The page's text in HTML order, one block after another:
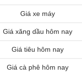
Giá xe máy
Giá xăng dầu hôm nay
Giá tiêu hôm nay
Giá cà phê hôm nay